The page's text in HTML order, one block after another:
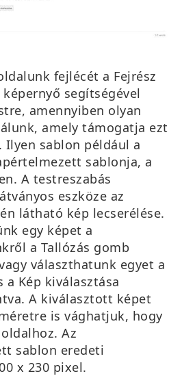
fejlécét a Fejrész
képernyő segítségével
amennyiben olyan
amely támogatja ezt
Ilyen sablon például a
sablonja, a
. A testreszabás
eszköze az
látható kép lecserélése.
egy képet a
ről a Tallózás gomb
választhatunk egyet a
a Kép kiválasztása
A kiválasztott képet
is vághatjuk, hogy
Az
sablon eredeti
x 230 pixel.